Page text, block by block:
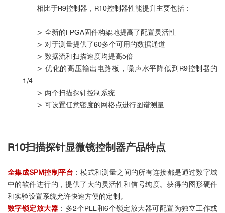
相比于R9控制器，R10控制器性能提升主要包括：
> 全新的FPGA固件构架地提高了配置灵活性
> 对于测量提供了60多个可用的数据通道
> 数据流和扫描速度均提高5倍
> 优化的高压输出电路板，噪声水平降低到R9控制器的
1/4
> 两个扫描探针控制系统
> 可设置任意密度的网格点进行图谱测量
R10扫描探针显微镜控制器产品特点
全集成SPM控制平台 ：模式和测量之间的所有连接都是通过数字域
中的软件进行的，提供了大的灵活性和信号纯度。获得的图形硬件
和实验设置系统允许快速方便的定制。
数字锁定放大器 ：多2个PLL和6个锁定放大器可配置为独立工作或